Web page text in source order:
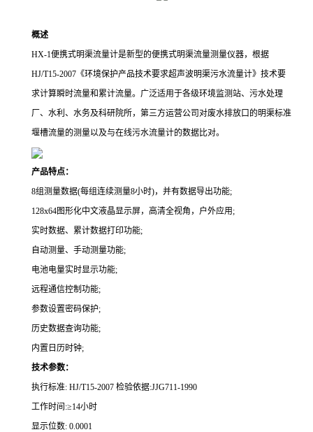
概述
HX-1便携式明渠流量计是新型的便携式明渠流量测量仪器，根据
HJ/T15-2007《环境保护产品技术要求超声波明渠污水流量计》技术要
求计算瞬时流量和累计流量。广泛适用于各级环境监测站、污水处理
厂、水利、水务及科研院所，第三方运营公司对废水排放口的明渠标准
堰槽流量的测量以及与在线污水流量计的数据比对。
产品特点：
8组测量数据(每组连续测量8小时)，并有数据导出功能;
128x64图形化中文液晶显示屏，高清全视角，户外应用;
实时数据、累计数据打印功能;
自动测量、手动测量功能;
电池电量实时显示功能;
远程通信控制功能;
参数设置密码保护;
历史数据查询功能;
内置日历时钟;
技术参数：
执行标准: HJ/T15-2007 检验依据:JJG711-1990
工作时间:≥14小时
显示位数: 0.0001